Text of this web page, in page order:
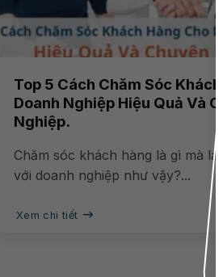
Top 5 Cách Chăm Sóc Khách
Doanh Nghiệp Hiệu Quả Và
Nghiệp.
Chăm sóc khách hàng là gì mà
với doanh nghiệp như vậy?...
Xem chi tiết